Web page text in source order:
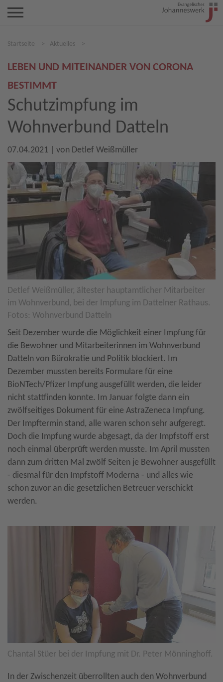
Startseite > Aktuelles >
LEBEN UND MITEINANDER VON CORONA
BESTIMMT
Schutzimpfung im
Wohnverbund Datteln
07.04.2021 | von Detlef Weißmüller
Detlef Weißmüller, ältester hauptamtlicher Mitarbeiter
im Wohnverbund, bei der Impfung im Dattelner Rathaus.
Fotos: Wohnverbund Datteln
Seit Dezember wurde die Möglichkeit einer Impfung für
die Bewohner und Mitarbeiterinnen im Wohnverbund
Datteln von Bürokratie und Politik blockiert. Im
Dezember mussten bereits Formulare für eine
BioNTech/Pfizer Impfung ausgefüllt werden, die leider
nicht stattfinden konnte. Im Januar folgte dann ein
zwölfseitiges Dokument für eine AstraZeneca Impfung.
Der Impftermin stand, alle waren schon sehr aufgeregt.
Doch die Impfung wurde abgesagt, da der Impfstoff erst
noch einmal überprüft werden musste. Im April mussten
dann zum dritten Mal zwölf Seiten je Bewohner ausgefüllt
- diesmal für den Impfstoff Moderna - und alles wie
schon zuvor an die gesetzlichen Betreuer verschickt
werden.
Chantal Stüer bei der Impfung mit Dr. Peter Mönninghoff.
In der Zwischenzeit überrollten auch den Wohnverbund